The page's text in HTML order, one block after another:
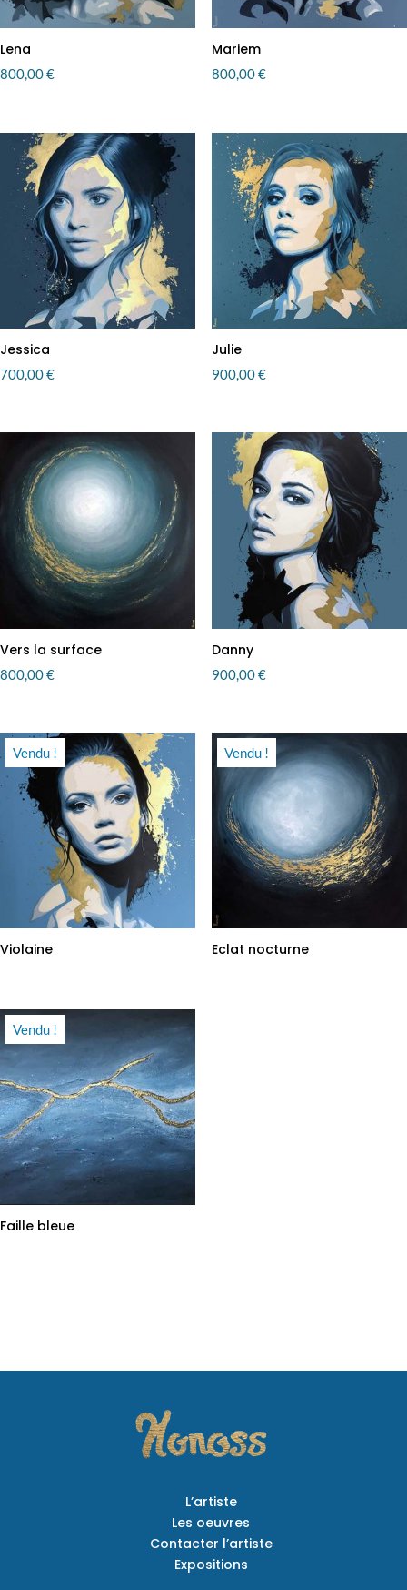
Lena
800,00€
Mariem
800,00€
Jessica
700,00€
Julie
900,00€
Vers la surface
800,00€
Danny
900,00€
Vendu !
Violaine
Vendu !
Eclat nocturne
Vendu !
Faille bleue
L’artiste
Les oeuvres
Contacter l’artiste
Expositions